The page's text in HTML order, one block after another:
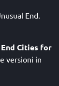
End.
Cities for
versioni in